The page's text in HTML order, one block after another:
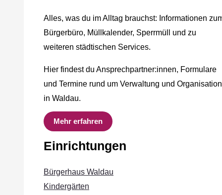
Alles, was du im Alltag brauchst: Informationen
Bürgerbüro, Müllkalender, Sperrmüll und zu
weiteren städtischen Services.
Hier findest du Ansprechpartner:innen, Formulare
und Termine rund um Verwaltung und Organisation
in Waldau.
Mehr erfahren
Einrichtungen
Bürgerhaus Waldau
Kindergärten